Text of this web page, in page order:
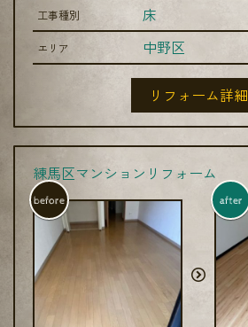
工事種別 床
エリア 中野区
リフォーム詳細
練馬区マンションリフォーム
before after